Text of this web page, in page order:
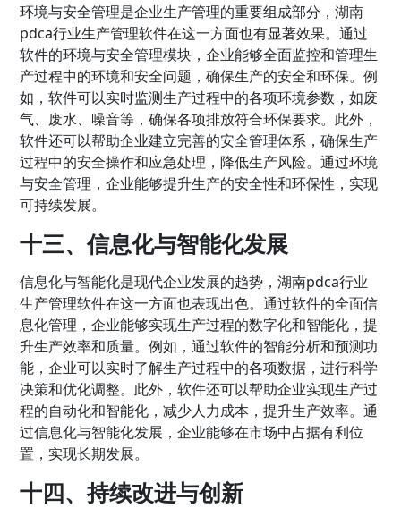
环境与安全管理是企业生产管理的重要组成部分，湖南
pdca行业生产管理软件在这一方面也有显著效果。通过
软件的环境与安全管理模块，企业能够全面监控和管理生
产过程中的环境和安全问题，确保生产的安全和环保。例
如，软件可以实时监测生产过程中的各项环境参数，如废
气、废水、噪音等，确保各项排放符合环保要求。此外，
软件还可以帮助企业建立完善的安全管理体系，确保生产
过程中的安全操作和应急处理，降低生产风险。通过环境
与安全管理，企业能够提升生产的安全性和环保性，实现
可持续发展。
十三、信息化与智能化发展
信息化与智能化是现代企业发展的趋势，湖南pdca行业
生产管理软件在这一方面也表现出色。通过软件的全面信
息化管理，企业能够实现生产过程的数字化和智能化，提
升生产效率和质量。例如，通过软件的智能分析和预测功
能，企业可以实时了解生产过程中的各项数据，进行科学
决策和优化调整。此外，软件还可以帮助企业实现生产过
程的自动化和智能化，减少人力成本，提升生产效率。通
过信息化与智能化发展，企业能够在市场中占据有利位
置，实现长期发展。
十四、持续改进与创新